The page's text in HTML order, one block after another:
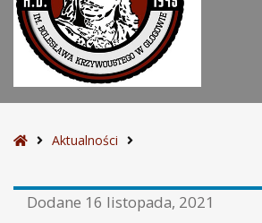
S
o
Aktualności
Dodane 16 listopada, 2021